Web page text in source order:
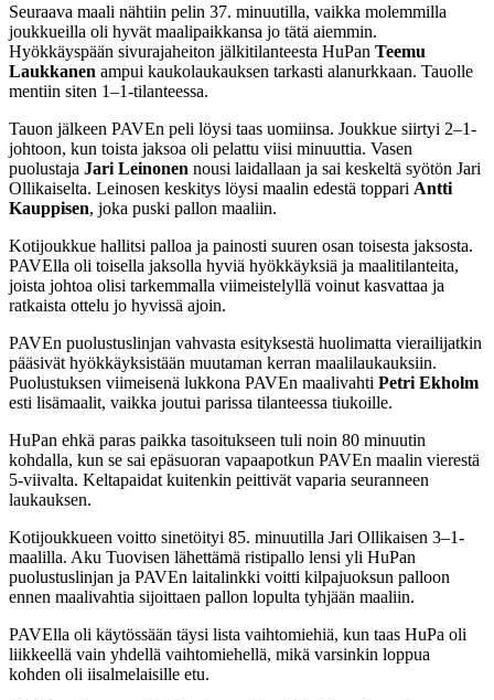
Seuraava maali nähtiin pelin 37. minuutilla, vaikka molemmilla
joukkueilla oli hyvät maalipaikkansa jo tätä aiemmin.
Hyökkäyspään sivurajaheiton jälkitilanteesta HuPan Teemu
Laukkanen ampui kaukolaukauksen tarkasti alanurkkaan. Tauolle
mentiin siten 1–1-tilanteessa.
Tauon jälkeen PAVEn peli löysi taas uomiinsa. Joukkue siirtyi 2–1-
johtoon, kun toista jaksoa oli pelattu viisi minuuttia. Vasen
puolustaja Jari Leinonen nousi laidallaan ja sai keskeltä syötön Jari
Ollikaiselta. Leinosen keskitys löysi maalin edestä toppari Antti
Kauppisen, joka puski pallon maaliin.
Kotijoukkue hallitsi palloa ja painosti suuren osan toisesta jaksosta.
PAVElla oli toisella jaksolla hyviä hyökkäyksiä ja maalitilanteita,
joista johtoa olisi tarkemmalla viimeistelyllä voinut kasvattaa ja
ratkaista ottelu jo hyvissä ajoin.
PAVEn puolustuslinjan vahvasta esityksestä huolimatta vierailijatkin
pääsivät hyökkäyksistään muutaman kerran maalilaukauksiin.
Puolustuksen viimeisenä lukkona PAVEn maalivahti Petri Ekholm
esti lisämaalit, vaikka joutui parissa tilanteessa tiukoille.
HuPan ehkä paras paikka tasoitukseen tuli noin 80 minuutin
kohdalla, kun se sai epäsuoran vapaapotkun PAVEn maalin vierestä
5-viivalta. Keltapaidat kuitenkin peittivät vaparia seuranneen
laukauksen.
Kotijoukkueen voitto sinetöityi 85. minuutilla Jari Ollikaisen 3–1-
maalilla. Aku Tuovisen lähettämä ristipallo lensi yli HuPan
puolustuslinjan ja PAVEn laitalinkki voitti kilpajuoksun palloon
ennen maalivahtia sijoittaen pallon lopulta tyhjään maaliin.
PAVElla oli käytössään täysi lista vaihtomiehiä, kun taas HuPa oli
liikkeellä vain yhdellä vaihtomiehellä, mikä varsinkin loppua
kohden oli iisalmelaisille etu.